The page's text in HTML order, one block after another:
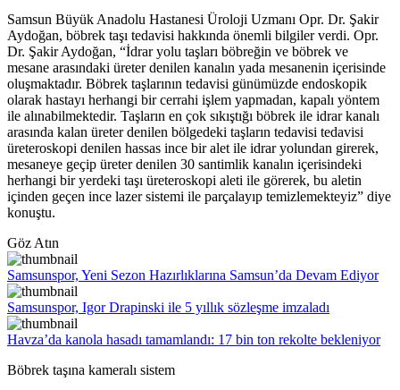
Samsun Büyük Anadolu Hastanesi Üroloji Uzmanı Opr. Dr. Şakir
Aydoğan, böbrek taşı tedavisi hakkında önemli bilgiler verdi. Opr.
Dr. Şakir Aydoğan, “İdrar yolu taşları böbreğin ve böbrek ve
mesane arasındaki üreter denilen kanalın yada mesanenin içerisinde
oluşmaktadır. Böbrek taşlarının tedavisi günümüzde endoskopik
olarak hastayı herhangi bir cerrahi işlem yapmadan, kapalı yöntem
ile alınabilmektedir. Taşların en çok sıkıştığı böbrek ile idrar kanalı
arasında kalan üreter denilen bölgedeki taşların tedavisi tedavisi
üreteroskopi denilen hassas ince bir alet ile idrar yolundan girerek,
mesaneye geçip üreter denilen 30 santimlik kanalın içerisindeki
herhangi bir yerdeki taşı üreteroskopi aleti ile görerek, bu aletin
içinden geçen ince lazer sistemi ile parçalayıp temizlemekteyiz” diye
konuştu.
Göz Atın
Samsunspor, Yeni Sezon Hazırlıklarına Samsun’da Devam Ediyor
Samsunspor, Igor Drapinski ile 5 yıllık sözleşme imzaladı
Havza’da kanola hasadı tamamlandı: 17 bin ton rekolte bekleniyor
Böbrek taşına kameralı sistem